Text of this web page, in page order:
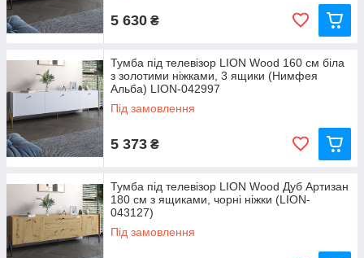
5 630 ₴
Тумба під телевізор LION Wood 160 см біла
з золотими ніжками, 3 ящики (Нимфея
Альба) LION-042997
Під замовлення
5 373 ₴
Тумба під телевізор LION Wood Дуб Артизан
180 см з ящиками, чорні ніжки (LION-
043127)
Під замовлення